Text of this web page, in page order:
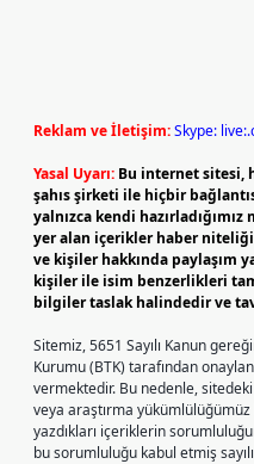
Reklam ve İletişim:Skype:
Yasal Uyarı: Bu internet sitesi,
şahıs şirketi ile hiçbir
yalnızca kendi
yer alan içerikler haber
ve kişiler hakkında paylaşım
kişiler ile isim benzerlikleri
bilgiler taslak halindedir ve
Sitemiz, 5651 Sayılı Kanun
Kurumu (BTK) tarafından
vermektedir. Bu nedenle,
veya araştırma
yazdıkları içeriklerin
bu sorumluluğu kabul etmiş